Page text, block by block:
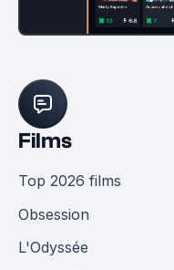
Films
Top 2026 films
Obsession
L'Odyssée